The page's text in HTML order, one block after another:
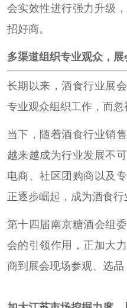
会实效性进行强力升级
招好商。
多渠道组织专业观众，
长期以来，酒食行业展
专业观众组织工作，而忽
当下，随着酒食行业销
越来越成为行业发展不
电商、社区团购商以及
正逐步崛起，成为酒食行
第十四届南京糖酒会组
会的引领作用，正加大
商到展会现场参观、选品